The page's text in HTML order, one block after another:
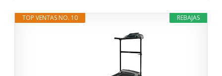
REBAJAS
TOP VENTAS NO. 10